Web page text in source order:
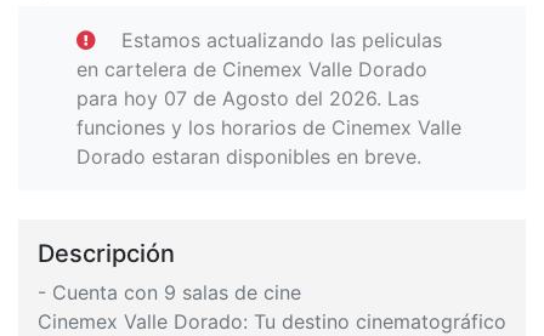
Estamos actualizando las peliculas
en cartelera de Cinemex Valle Dorado
para hoy 07 de Agosto del 2026. Las
funciones y los horarios de Cinemex Valle
Dorado estaran disponibles en breve.
Descripción
- Cuenta con 9 salas de cine
Cinemex Valle Dorado: Tu destino cinematográfico